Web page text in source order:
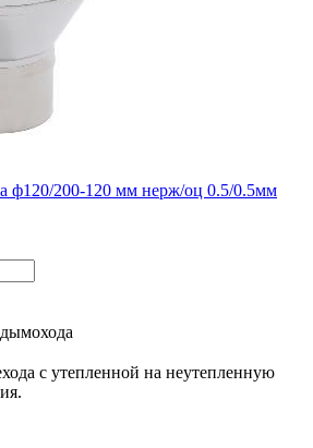
ф120/200-120 мм нерж/оц 0.5/0.5мм
с утепленной на неутепленную